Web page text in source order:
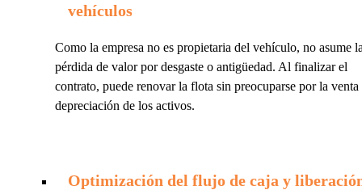
vehículos
Como la empresa no es propietaria del vehículo, no asume
pérdida de valor por desgaste o antigüedad. Al finalizar el
contrato, puede renovar la flota sin preocuparse por la venta
depreciación de los activos.
Optimización del flujo de caja y